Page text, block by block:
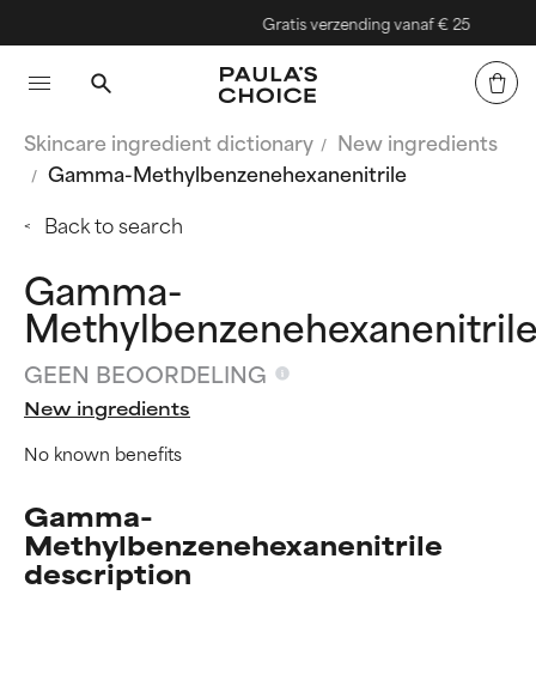
Gratis verzending vanaf € 25
Skincare ingredient dictionary
New ingredients
Gamma-Methylbenzenehexanenitrile
Back to search
Gamma-
GEEN BEOORDELING
New ingredients
No known benefits
Gamma-
Methylbenzenehexanenitrile
description